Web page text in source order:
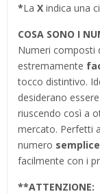
*La X indica una
COSA SONO I
Numeri composti
estremamente
tocco distintivo.
desiderano
riuscendo così a
mercato. Perfetti
numero
facilmente con i
**ATTENZIONE: